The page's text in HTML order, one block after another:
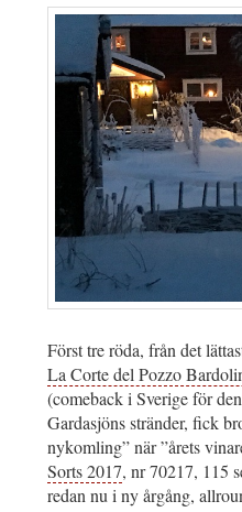
Först tre röda, från det
La Corte del Pozzo
(comeback i Sverige för
Gardasjöns stränder, fick
nykomling” när ”årets
Sorts 2017, nr 70217, 115
redan nu i ny årgång,